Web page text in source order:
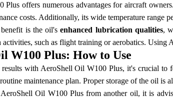
Plus offers numerous advantages for aircraft
costs. Additionally, its wide temperature range
is the oil'senhanced lubrication qualities,
such as flight training or aerobatics.
W100 Plus: How to Use
with AeroShell Oil W100 Plus, it's crucial to
maintenance plan. Proper storage of the oil is
Oil W100 Plus from another oil, it is